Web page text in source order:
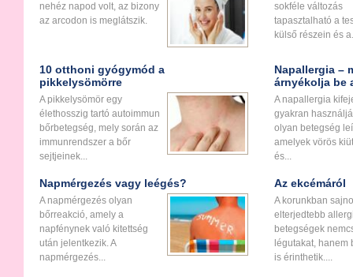
nehéz napod volt, az bizony
az arcodon is meglátszik.
sokféle változás
tapasztalható a
külső részein és
10 otthoni gyógymód a
pikkelysömörre
A pikkelysömör egy
élethosszig tartó autoimmun
bőrbetegség, mely során az
immunrendszer a bőr
sejtjeinek...
Napallergia –
árnyékolja be
A napallergia
gyakran
olyan betegség
amelyek vörös
és...
Napmérgezés vagy leégés?
A napmérgezés olyan
bőrreakció, amely a
napfénynek való kitettség
után jelentkezik. A
napmérgezés...
Az ekcémáról
A korunkban
elterjedtebb
betegségek
légutakat, hanem
is érinthetik....